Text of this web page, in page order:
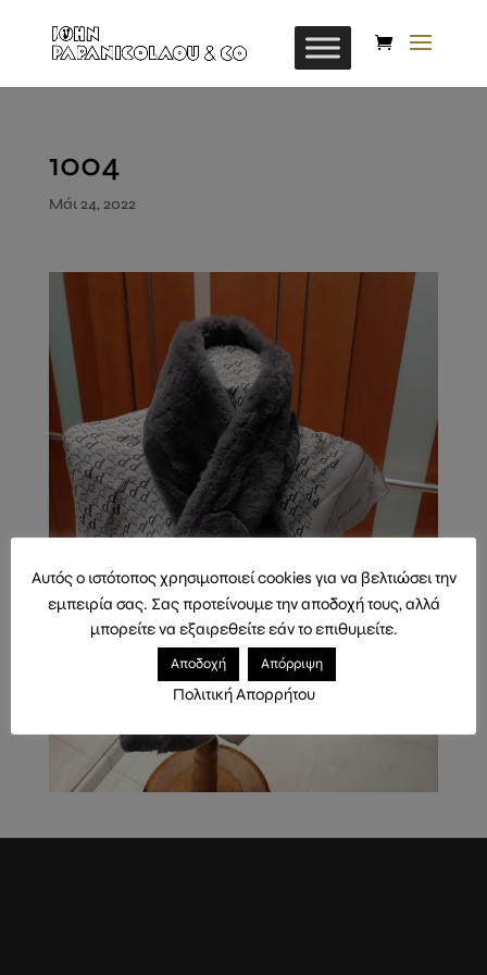
1004
Μάι 24, 2022
Αυτός ο ιστότοπος χρησιμοποιεί cookies για να βελτιώσει την
εμπειρία σας. Σας προτείνουμε την αποδοχή τους, αλλά
μπορείτε να εξαιρεθείτε εάν το επιθυμείτε.
Αποδοχή Απόρριψη
Πολιτική Απορρήτου